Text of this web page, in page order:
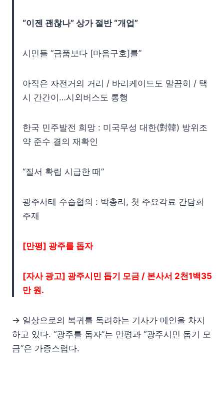
“이젠 괜찮나” 상가 절반 “개업”
시민들 “금품보다 [마음구호]를”
아직은 자전거의 거리 / 바리케이드도 말끔히 / 택
시 간간이…시외버스도 통행
한국 민주발전 희망 : 미국무성 대한(對韓) 방위조
약 준수 결의 재확인
“질서 확립 시급한 때”
광주사태 수습협의 : 박총리, 첫 주요각료 간담회
주재
[만평] 광주를 돕자
[자사 광고] 광주시민 돕기 모금 / 본사서 2천1백35
만 원.
→ 일상으로의 복귀를 독려하는 기사가 메인을 차지
하고 있다. “광주를 돕자”는 만평과 “광주시민 돕기 모
금”은 가증스럽다.